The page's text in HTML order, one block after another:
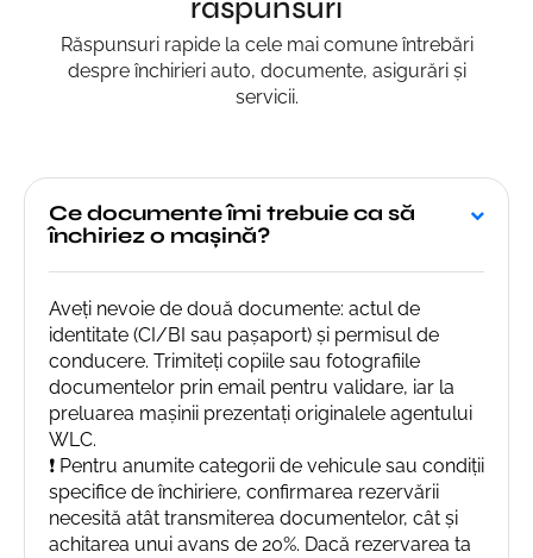
raspunsuri
Răspunsuri rapide la cele mai comune întrebări
despre închirieri auto, documente, asigurări și
servicii.
Ce documente îmi trebuie ca să
închiriez o mașină?
Aveți nevoie de două documente: actul de
identitate (CI/BI sau pașaport) și permisul de
conducere. Trimiteți copiile sau fotografiile
documentelor prin email pentru validare, iar la
preluarea mașinii prezentați originalele agentului
WLC.
❗ Pentru anumite categorii de vehicule sau condiții
specifice de închiriere, confirmarea rezervării
necesită atât transmiterea documentelor, cât și
achitarea unui avans de 20%. Dacă rezervarea ta